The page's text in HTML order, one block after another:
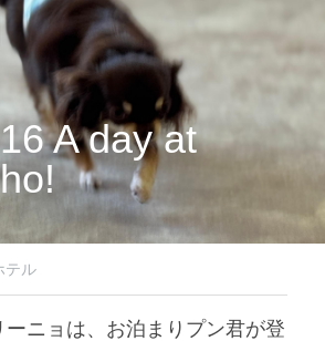
A day at
テル
ニョは、お泊まりプン君が登